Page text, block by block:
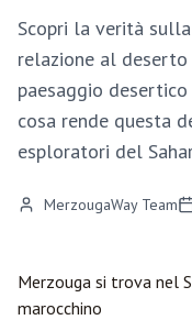
Scopri la verità
relazione al deserto
paesaggio
cosa rende questa
esploratori del
MerzougaWay Team
Merzouga si trova nel
marocchino